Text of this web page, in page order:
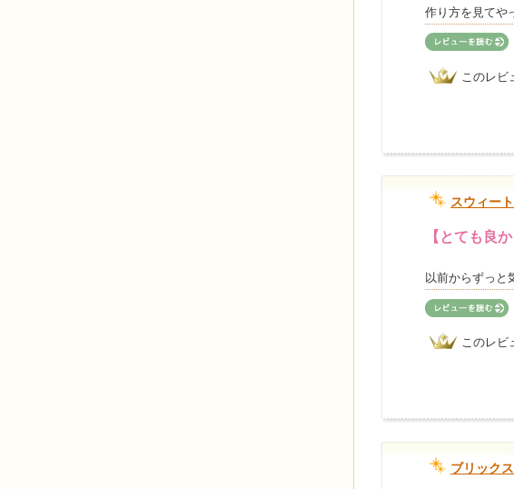
作り方を見てや
このレビ
スウィー
【とても良か
以前からずっ
このレビ
ブリック